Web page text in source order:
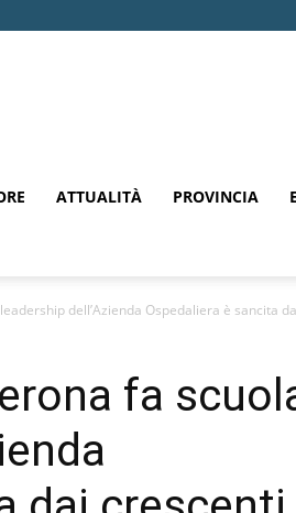
ATTUALITÀ PROVINCIA
dell’Azienda Ospedaliera è sancita
fa